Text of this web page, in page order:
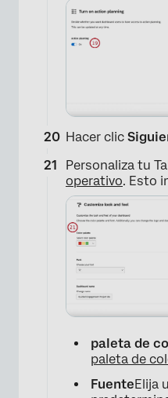
Hacer clic
Personaliza tu
operativo. Esto
paleta de
paleta de
FuenteElija